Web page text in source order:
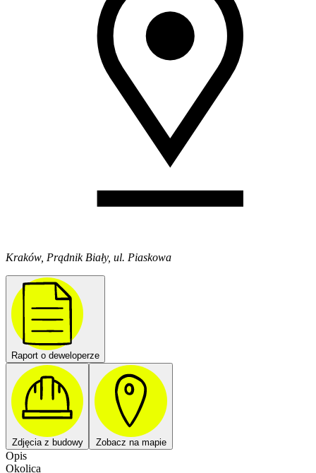
Kraków, Prądnik Biały, ul. Piaskowa
Raport o deweloperze
Zdjęcia z budowy Zobacz na mapie
Opis
Okolica